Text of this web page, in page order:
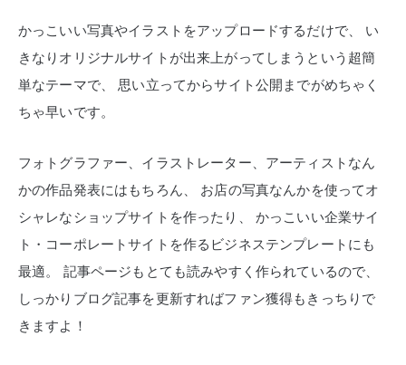
かっこいい写真やイラストをアップロードするだけで、
い
きなりオリジナルサイトが出来上がってしまうという超簡
単なテーマで、
思い立ってからサイト公開までがめちゃく
ちゃ早いです。
フォトグラファー、イラストレーター、アーティストなん
かの作品発表にはもちろん、
お店の写真なんかを使ってオ
シャレなショップサイトを作ったり、
かっこいい企業サイ
ト・コーポレートサイトを作るビジネステンプレートにも
最適。
記事ページもとても読みやすく作られているので、
しっかりブログ記事を更新すればファン獲得もきっちりで
きますよ！